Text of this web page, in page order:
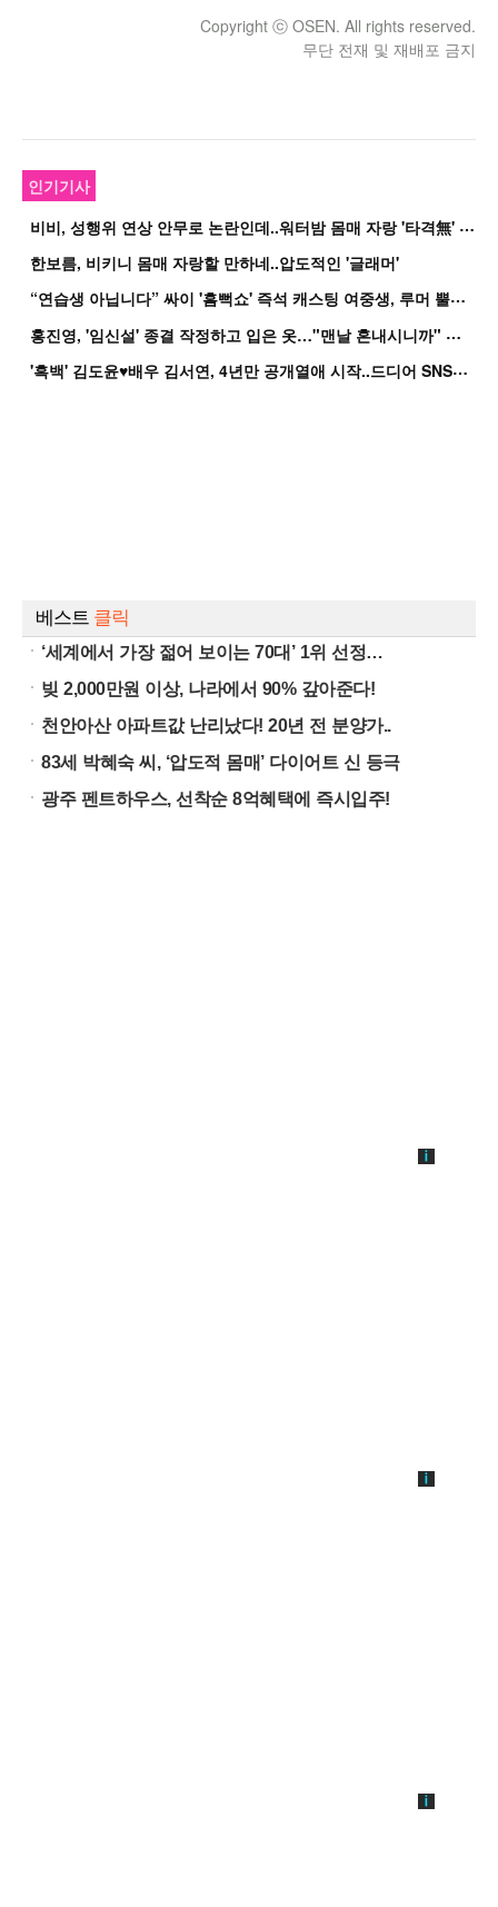
Copyright ⓒ OSEN. All rights reserved.
무단 전재 및 재배포 금지
인기기사
비
비, 성행위 연상 안무로 논란인데..워터밤 몸매 자랑 '타격無' 근황
한보름, 비키니 몸매 자랑할 만하네..압도적인 '글래머'
“
연습생 아닙니다” 싸이 '흠뻑쇼' 즉석 캐스팅 여중생, 루머 뿔났다[Oh!쎈 이...
홍
진영, '임신설' 종결 작정하고 입은 옷…"맨날 혼내시니까" 억울
'
흑백' 김도윤♥배우 김서연, 4년만 공개열애 시작..드디어 SNS에 노출 [핫피...